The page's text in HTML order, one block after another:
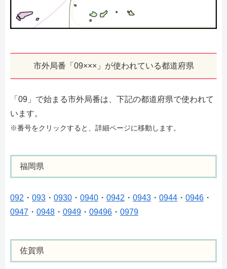
市外局番「09×××」が使われている都道府県
「09」で始まる市外局番は、下記の都道府県で使われて
います。
※番号をクリックすると、詳細ページに移動します。
福岡県
092 ・ 093 ・ 0930 ・ 0940 ・ 0942 ・ 0943 ・ 0944 ・ 0946 ・
0947 ・ 0948 ・ 0949 ・ 09496 ・ 0979
佐賀県